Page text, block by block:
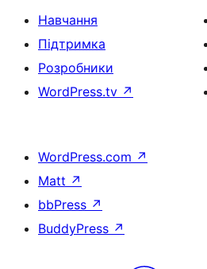
Навчання
Підтримка
Розробники
WordPress.tv ↗
WordPress.com ↗
Matt ↗
bbPress ↗
BuddyPress ↗